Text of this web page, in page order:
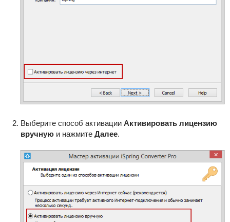
Выберите способ активации Активировать лицензию
вручнуюи нажмите Далее.